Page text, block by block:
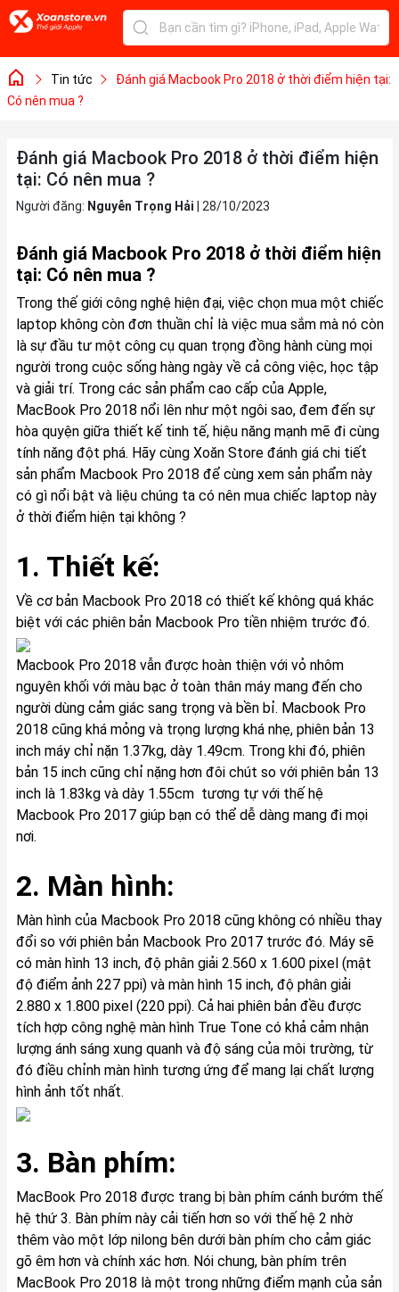
Tin tức
Đánh giá Macbook Pro 2018 ở thời điểm hiện tại:
Có nên mua ?
Đánh giá Macbook Pro 2018 ở thời điểm hiện
tại: Có nên mua ?
Người đăng: Nguyễn Trọng Hải 28/10/2023
Đánh giá Macbook Pro 2018 ở thời điểm hiện
tại: Có nên mua ?
Trong thế giới công nghệ hiện đại, việc chọn mua một chiếc
laptop không còn đơn thuần chỉ là việc mua sắm mà nó còn
là sự đầu tư một công cụ quan trọng đồng hành cùng mọi
người trong cuộc sống hàng ngày về cả công việc, học tập
và giải trí. Trong các sản phẩm cao cấp của Apple,
MacBook Pro 2018 nổi lên như một ngôi sao, đem đến sự
hòa quyện giữa thiết kế tinh tế, hiệu năng mạnh mẽ đi cùng
tính năng đột phá. Hãy cùng Xoăn Store đánh giá chi tiết
sản phẩm Macbook Pro 2018 để cùng xem sản phẩm này
có gì nổi bật và liệu chúng ta có nên mua chiếc laptop này
ở thời điểm hiện tại không ?
1. Thiết kế:
Về cơ bản Macbook Pro 2018 có thiết kế không quá khác
biệt với các phiên bản Macbook Pro tiền nhiệm trước đó.
Macbook Pro 2018 vẫn được hoàn thiện với vỏ nhôm
nguyên khối với màu bạc ở toàn thân máy mang đến cho
người dùng cảm giác sang trọng và bền bỉ. Macbook Pro
2018 cũng khá mỏng và trọng lượng khá nhẹ, phiên bản 13
inch máy chỉ nặn 1.37kg, dày 1.49cm. Trong khi đó, phiên
bản 15 inch cũng chỉ nặng hơn đôi chút so với phiên bản 13
inch là 1.83kg và dày 1.55cm tương tự với thế hệ
Macbook Pro 2017 giúp bạn có thể dễ dàng mang đi mọi
nơi.
2. Màn hình:
Màn hình của Macbook Pro 2018 cũng không có nhiều thay
đổi so với phiên bản Macbook Pro 2017 trước đó. Máy sẽ
có màn hình 13 inch, độ phân giải 2.560 x 1.600 pixel (mật
độ điểm ảnh 227 ppi) và màn hình 15 inch, độ phân giải
2.880 x 1.800 pixel (220 ppi). Cả hai phiên bản đều được
tích hợp công nghệ màn hình True Tone có khả cảm nhận
lượng ánh sáng xung quanh và độ sáng của môi trường, từ
đó điều chỉnh màn hình tương ứng để mang lại chất lượng
hình ảnh tốt nhất.
3. Bàn phím:
MacBook Pro 2018 được trang bị bàn phím cánh bướm thế
hệ thứ 3. Bàn phím này cải tiến hơn so với thế hệ 2 nhờ
thêm vào một lớp nilong bên dưới bàn phím cho cảm giác
gõ êm hơn và chính xác hơn. Nói chung, bàn phím trên
MacBook Pro 2018 là một trong những điểm mạnh của sản